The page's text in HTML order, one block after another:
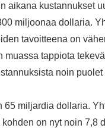
aikana kustannukset
miljoonaa dollaria.
tavoitteena on
muassa tappiota
noin puolet
65 miljardia dollaria.
on nyt noin